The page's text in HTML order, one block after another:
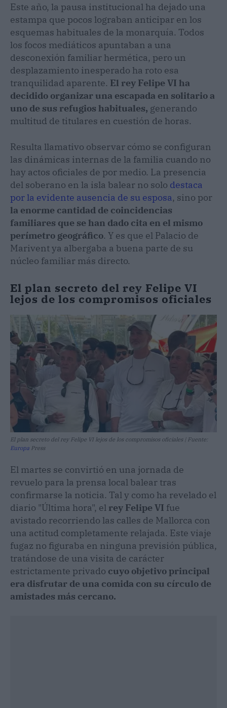
Este año, la pausa institucional ha dejado una
estampa que pocos lograban anticipar en los
esquemas habituales de la monarquía. Todos
los focos mediáticos apuntaban a una
desconexión familiar hermética, pero un
desplazamiento inesperado ha roto esa
tranquilidad aparente. El rey Felipe VI ha
decidido organizar una escapada en solitario a
uno de sus refugios habituales, generando
multitud de titulares en cuestión de horas.
Resulta llamativo observar cómo se configuran
las dinámicas internas de la familia cuando no
hay actos oficiales de por medio. La presencia
del soberano en la isla balear no solo destaca
por la evidente ausencia de su esposa, sino por
la enorme cantidad de coincidencias
familiares que se han dado cita en el mismo
perímetro geográfico. Y es que el Palacio de
Marivent ya albergaba a buena parte de su
núcleo familiar más directo.
El plan secreto del rey Felipe VI
lejos de los compromisos oficiales
El plan secreto del rey Felipe VI lejos de los compromisos oficiales | Fuente:
Europa Press
El martes se convirtió en una jornada de
revuelo para la prensa local balear tras
confirmarse la noticia. Tal y como ha revelado el
diario "Última hora", el rey Felipe VI fue
avistado recorriendo las calles de Mallorca con
una actitud completamente relajada. Este viaje
fugaz no figuraba en ninguna previsión pública,
tratándose de una visita de carácter
estrictamente privado cuyo objetivo principal
era disfrutar de una comida con su círculo de
amistades más cercano.